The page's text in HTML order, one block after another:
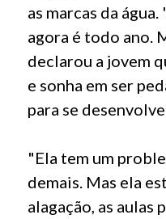
as marcas da
agora é todo ano.
declarou a jovem
e sonha em ser
para se
"Ela tem um
demais. Mas ela
alagação, as aulas